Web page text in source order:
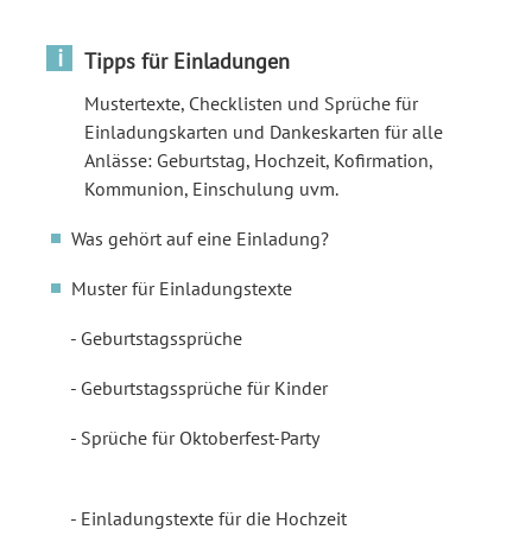
i Tipps für Einladungen
Mustertexte, Checklisten und Sprüche für
Einladungskarten und Dankeskarten für alle
Anlässe: Geburtstag, Hochzeit, Kofirmation,
Kommunion, Einschulung uvm.
Was gehört auf eine Einladung?
Muster für Einladungstexte
Geburtstagssprüche
Geburtstagssprüche für Kinder
Sprüche für Oktoberfest-Party
Einladungstexte für die Hochzeit